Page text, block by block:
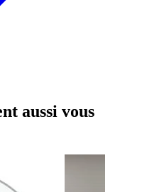
aussi vous